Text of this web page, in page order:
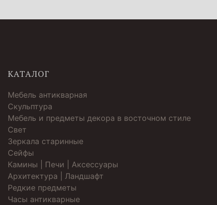
КАТАЛОГ
Мебель антикварная
Скульптура
Мебель и предметы декора в восточном стиле
Свет
Зеркала старинные
Cейфы
Камины | Печи | Аксессуары
Архитектура | Ландшафт
Редкие предметы
Часы антикварные